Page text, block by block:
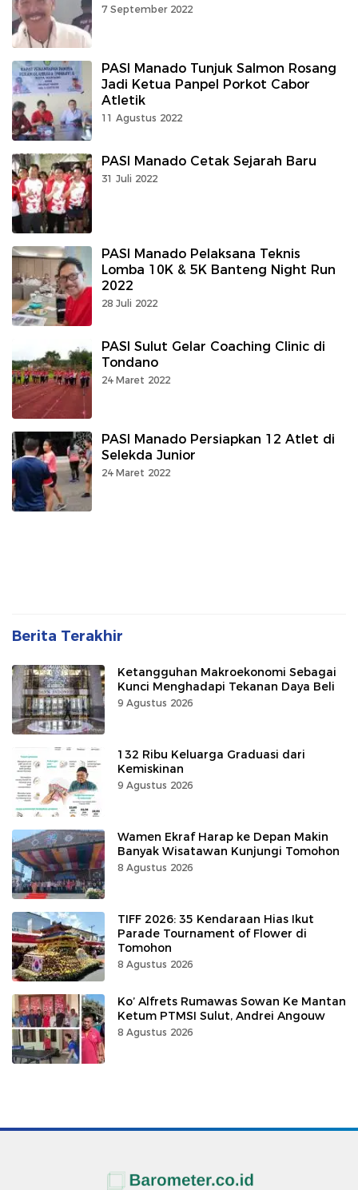
7 September 2022
PASI Manado Tunjuk Salmon Rosang
Jadi Ketua Panpel Porkot Cabor
Atletik
11 Agustus 2022
PASI Manado Cetak Sejarah Baru
31 Juli 2022
PASI Manado Pelaksana Teknis
Lomba 10K & 5K Banteng Night Run
2022
28 Juli 2022
PASI Sulut Gelar Coaching Clinic di
Tondano
24 Maret 2022
PASI Manado Persiapkan 12 Atlet di
Selekda Junior
24 Maret 2022
Berita Terakhir
Ketangguhan Makroekonomi Sebagai
Kunci Menghadapi Tekanan Daya Beli
9 Agustus 2026
132 Ribu Keluarga Graduasi dari
Kemiskinan
9 Agustus 2026
Wamen Ekraf Harap ke Depan Makin
Banyak Wisatawan Kunjungi Tomohon
8 Agustus 2026
TIFF 2026: 35 Kendaraan Hias Ikut
Parade Tournament of Flower di
Tomohon
8 Agustus 2026
Ko’ Alfrets Rumawas Sowan Ke Mantan
Ketum PTMSI Sulut, Andrei Angouw
8 Agustus 2026